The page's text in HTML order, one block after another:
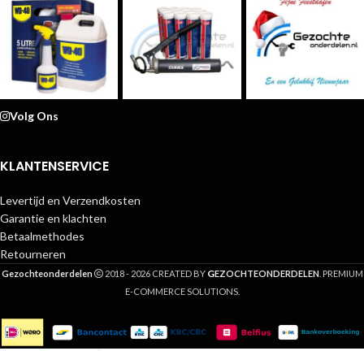
Volg Ons
KLANTENSERVICE
Levertijd en Verzendkosten
Garantie en klachten
Betaalmethodes
Retourneren
Gezochteonderdelen 2018 - 2026 CREATED BY GEZOCHTEONDERDELEN. PREMIUM
E-COMMERCE SOLUTIONS.